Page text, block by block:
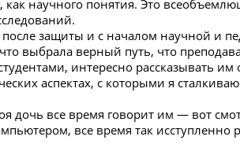
как научного понятия. Это
защиты и с началом научной и
выбрала верный путь, что
интересно рассказывать
аспектах, с которыми я
дочь все время говорит им — вот
все время так исступленно